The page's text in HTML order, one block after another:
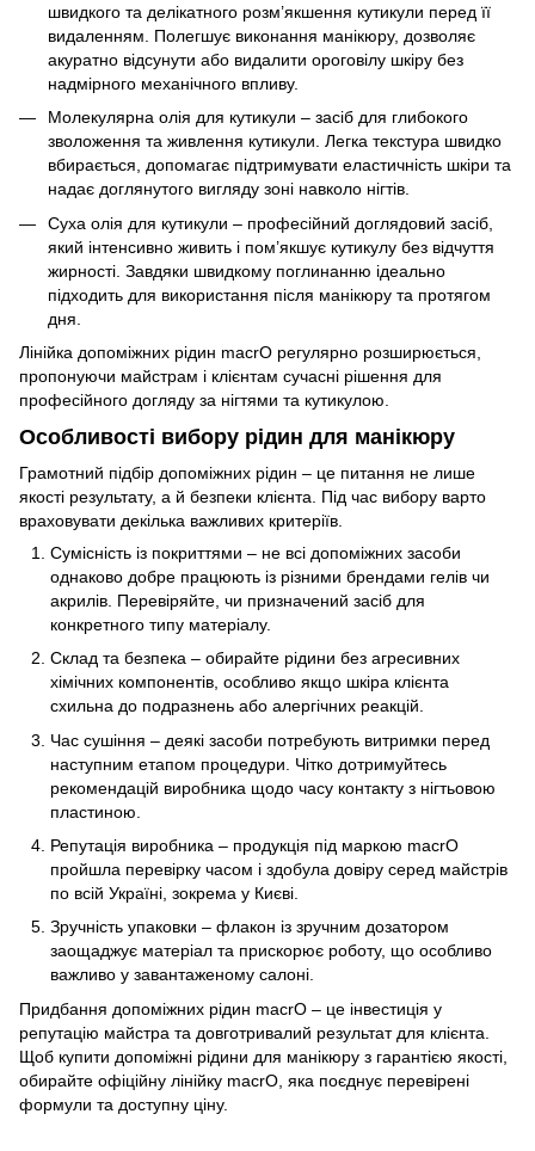
швидкого та делікатного розм’якшення кутикули перед її
видаленням. Полегшує виконання манікюру, дозволяє
акуратно відсунути або видалити ороговілу шкіру без
надмірного механічного впливу.
Молекулярна олія для кутикули – засіб для глибокого
зволоження та живлення кутикули. Легка текстура швидко
вбирається, допомагає підтримувати еластичність шкіри та
надає доглянутого вигляду зоні навколо нігтів.
Суха олія для кутикули – професійний доглядовий засіб,
який інтенсивно живить і пом’якшує кутикулу без відчуття
жирності. Завдяки швидкому поглинанню ідеально
підходить для використання після манікюру та протягом
дня.
Лінійка допоміжних рідин macrO регулярно розширюється,
пропонуючи майстрам і клієнтам сучасні рішення для
професійного догляду за нігтями та кутикулою.
Особливості вибору рідин для манікюру
Грамотний підбір допоміжних рідин – це питання не лише
якості результату, а й безпеки клієнта. Під час вибору варто
враховувати декілька важливих критеріїв.
Сумісність із покриттями – не всі допоміжних засоби
однаково добре працюють із різними брендами гелів чи
акрилів. Перевіряйте, чи призначений засіб для
конкретного типу матеріалу.
Склад та безпека – обирайте рідини без агресивних
хімічних компонентів, особливо якщо шкіра клієнта
схильна до подразнень або алергічних реакцій.
Час сушіння – деякі засоби потребують витримки перед
наступним етапом процедури. Чітко дотримуйтесь
рекомендацій виробника щодо часу контакту з нігтьовою
пластиною.
Репутація виробника – продукція під маркою macrO
пройшла перевірку часом і здобула довіру серед майстрів
по всій Україні, зокрема у Києві.
Зручність упаковки – флакон із зручним дозатором
заощаджує матеріал та прискорює роботу, що особливо
важливо у завантаженому салоні.
Придбання допоміжних рідин macrO – це інвестиція у
репутацію майстра та довготривалий результат для клієнта.
Щоб купити допоміжні рідини для манікюру з гарантією якості,
обирайте офіційну лінійку macrO, яка поєднує перевірені
формули та доступну ціну.